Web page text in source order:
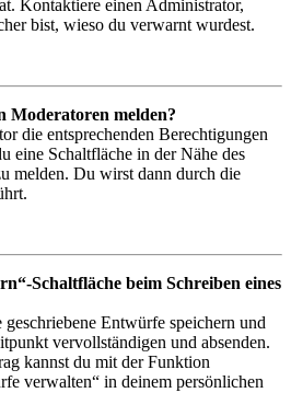
Kontaktiere einen Administrator,
bist, wieso du verwarnt wurdest.
Moderatoren melden?
die entsprechenden Berechtigungen
eine Schaltfläche in der Nähe des
melden. Du wirst dann durch die
Schaltfläche beim Schreiben eines
Entwürfe speichern und
vervollständigen und absenden.
kannst du mit der Funktion
verwalten“ in deinem persönlichen